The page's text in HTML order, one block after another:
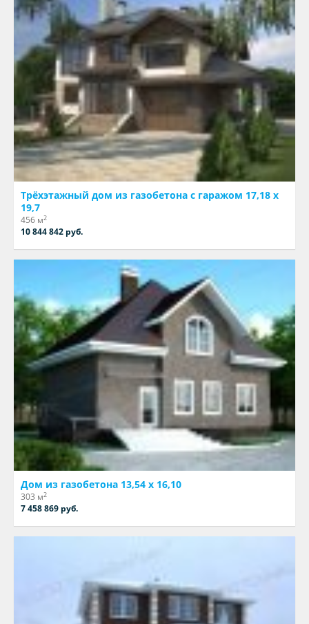
Трёхэтажный дом из газобетона с гаражом 17,18 х
19,7
456 м2
10 844 842 руб.
Дом из газобетона 13,54 х 16,10
303 м2
7 458 869 руб.